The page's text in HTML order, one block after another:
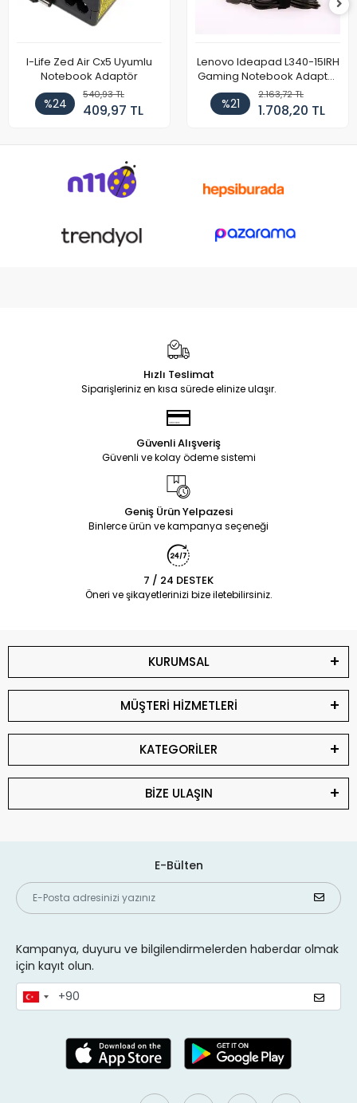
I-Life Zed Air Cx5 Uyumlu
Notebook Adaptör
%24
540,93 TL
409,97 TL
Lenovo Ideapad L340-15IRH
Gaming Notebook Adaptör
Cihazı Şarj Aleti (150W)
%21
2.163,72 TL
1.708,20 TL
Hızlı Teslimat
Siparişleriniz en kısa sürede elinize ulaşır.
Güvenli Alışveriş
Güvenli ve kolay ödeme sistemi
Geniş Ürün Yelpazesi
Binlerce ürün ve kampanya seçeneği
7 / 24 DESTEK
Öneri ve şikayetlerinizi bize iletebilirsiniz.
KURUMSAL
MÜŞTERİ HİZMETLERİ
KATEGORİLER
BİZE ULAŞIN
E-Bülten
Kampanya, duyuru ve bilgilendirmelerden haberdar olmak
için kayıt olun.